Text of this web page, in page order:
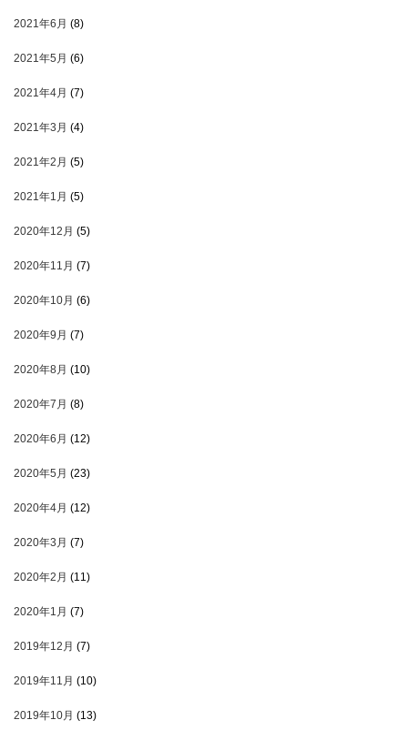
2021年6月 (8)
2021年5月 (6)
2021年4月 (7)
2021年3月 (4)
2021年2月 (5)
2021年1月 (5)
2020年12月 (5)
2020年11月 (7)
2020年10月 (6)
2020年9月 (7)
2020年8月 (10)
2020年7月 (8)
2020年6月 (12)
2020年5月 (23)
2020年4月 (12)
2020年3月 (7)
2020年2月 (11)
2020年1月 (7)
2019年12月 (7)
2019年11月 (10)
2019年10月 (13)